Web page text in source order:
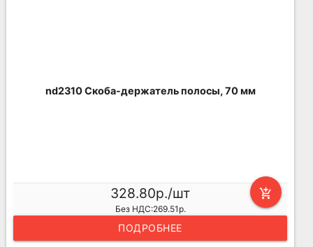
nd2310 Скоба-держатель полосы, 70 мм
add_shopping_cart
328.80р./шт
Без НДС:269.51р.
ПОДРОБНЕЕ